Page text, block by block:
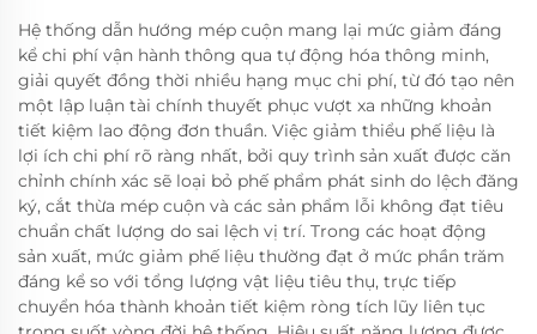
Hệ thống dẫn hướng mép cuộn mang lại mức giảm đáng
kể chi phí vận hành thông qua tự động hóa thông minh,
giải quyết đồng thời nhiều hạng mục chi phí, từ đó tạo nên
một lập luận tài chính thuyết phục vượt xa những khoản
tiết kiệm lao động đơn thuần. Việc giảm thiểu phế liệu là
lợi ích chi phí rõ ràng nhất, bởi quy trình sản xuất được căn
chỉnh chính xác sẽ loại bỏ phế phẩm phát sinh do lệch đăng
ký, cắt thừa mép cuộn và các sản phẩm lỗi không đạt tiêu
chuẩn chất lượng do sai lệch vị trí. Trong các hoạt động
sản xuất, mức giảm phế liệu thường đạt ở mức phần trăm
đáng kể so với tổng lượng vật liệu tiêu thụ, trực tiếp
chuyển hóa thành khoản tiết kiệm ròng tích lũy liên tục